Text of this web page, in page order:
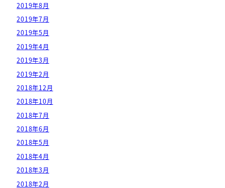
2019年8月
2019年7月
2019年5月
2019年4月
2019年3月
2019年2月
2018年12月
2018年10月
2018年7月
2018年6月
2018年5月
2018年4月
2018年3月
2018年2月